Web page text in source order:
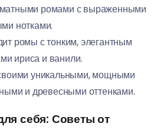
ромами с выраженными
нотками.
ромы с тонким, элегантным
ириса и ванили.
уникальными, мощными
и древесными оттенками.
себя: Советы от